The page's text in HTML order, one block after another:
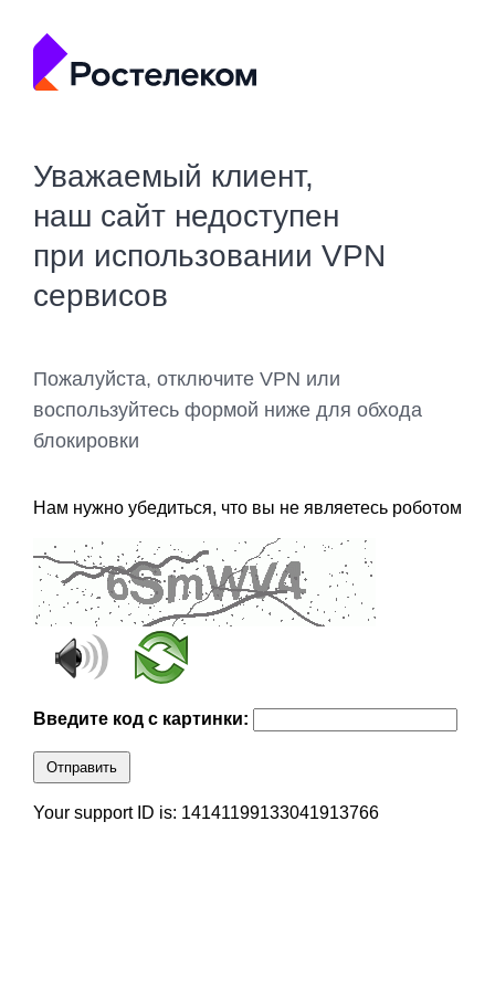
Уважаемый клиент,
наш сайт недоступен
при использовании VPN
сервисов
Пожалуйста, отключите VPN или
воспользуйтесь формой ниже для обхода
блокировки
Нам нужно убедиться, что вы не являетесь роботом
Введите код с картинки:
Отправить
Your support ID is: 14141199133041913766